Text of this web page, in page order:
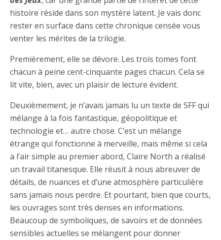
histoire réside dans son mystère latent. Je vais donc
rester en surface dans cette chronique censée vous
venter les mérites de la trilogie.
Premièrement, elle se dévore. Les trois tomes font
chacun à peine cent-cinquante pages chacun. Cela se
lit vite, bien, avec un plaisir de lecture évident.
Deuxièmement, je n’avais jamais lu un texte de SFF qui
mélange à la fois fantastique, géopolitique et
technologie et… autre chose. C’est un mélange
étrange qui fonctionne à merveille, mais même si cela
a l’air simple au premier abord, Claire North a réalisé
un travail titanesque. Elle réusit à nous abreuver de
détails, de nuances et d’une atmosphère particulière
sans jamais nous perdre. Et pourtant, bien que courts,
les ouvrages sont très denses en informations.
Beaucoup de symboliques, de savoirs et de données
sensibles actuelles se mélangent pour donner